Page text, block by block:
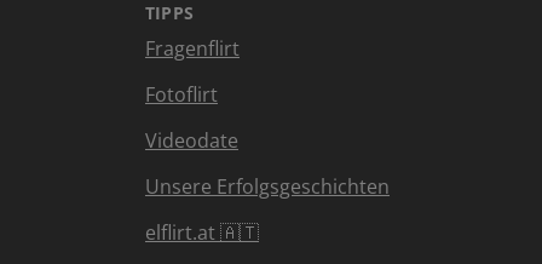
TIPPS
Fragenflirt
Fotoflirt
Videodate
Unsere Erfolgsgeschichten
elflirt.at 🇦🇹